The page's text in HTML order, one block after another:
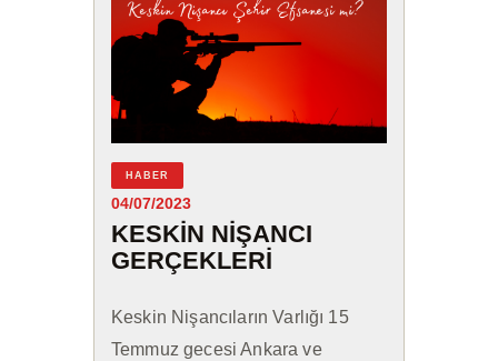
HABER
04/07/2023
KESKIN NIŞANCI
GERÇEKLERI
Keskin Nişancıların Varlığı 15
Temmuz gecesi Ankara ve